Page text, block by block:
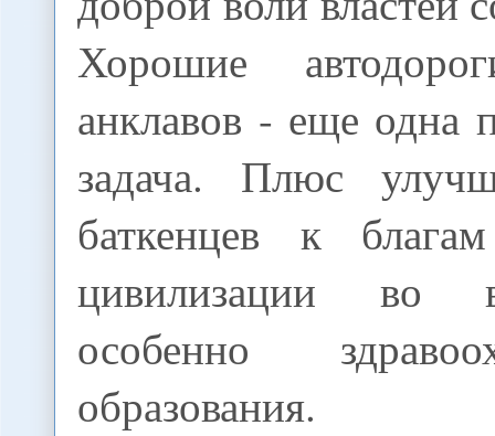
Хорошие
анклавов - еще одна
задача. Плюс
баткенцев к
цивилизации во
особенно
образования.